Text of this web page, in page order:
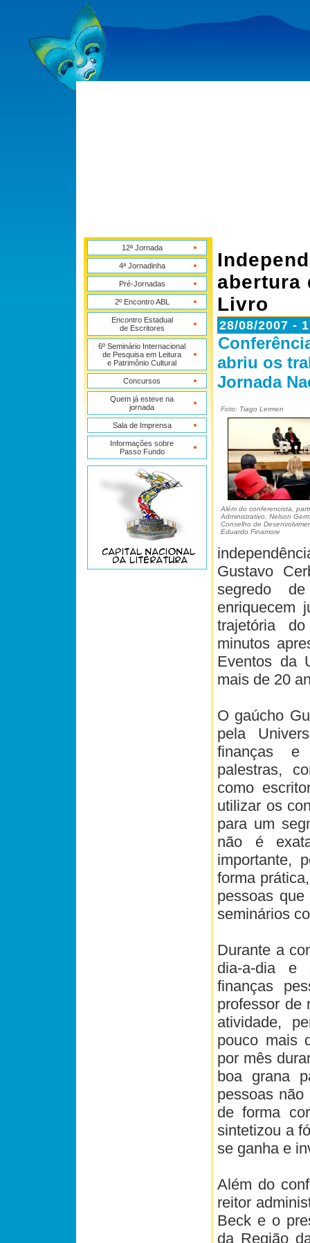
12ª Jornada
4ª Jornadinha
Pré-Jornadas
2º Encontro ABL
Encontro Estadual
de Escritores
6º Seminário Internacional
de Pesquisa em Leitura
e Patrimônio Cultural
Concursos
Quem já esteve na
jornada
Sala de Imprensa
Informações sobre
Passo Fundo
abertura
Livro
28/08/2007 -
abriu os
Jornada
Foto: Tiago Lermen
Além do conferencista,
Administrativo, Nelson
Conselho de
Eduardo Finamore
Gustavo
segredo
enriquecem
trajetória
minutos
Eventos da
mais de 20
O gaúcho
pela
finanças e
palestras,
como
utilizar os
para um
não é
importante,
forma
pessoas
seminários
Durante a
dia-a-dia e
finanças
professor de
atividade,
pouco mais
por mês
boa grana
pessoas
de forma
sintetizou a
se ganha e
Além do
reitor
Beck e o
da Região